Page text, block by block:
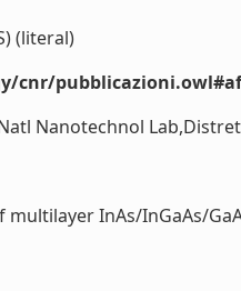
(literal)
cnr/
Nanotechnol
multilayer InAs/InGaAs/